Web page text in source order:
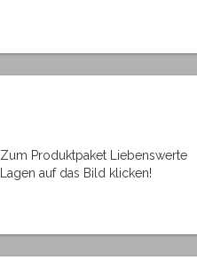
Zum Produktpaket Liebenswerte
Lagen auf das Bild klicken!